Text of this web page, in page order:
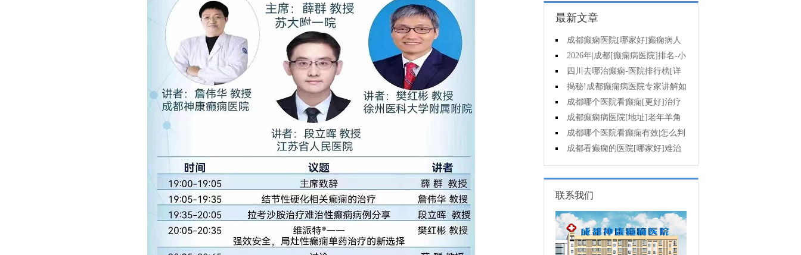
最新文章
成都癫痫医院[哪家好]癫痫病人
能活多久?
2026年|成都[癫痫病医院]排名-小
儿癫痫症状是什么?
四川去哪治癫痫-医院排行榜[详
细排名]儿童癫痫治疗要注意什么?
揭秘!成都癫痫病医院专家讲解如
何避免癫痫病的遗传给孩子?
成都哪个医院看癫痫[更好]治疗
癫痫的药物不良反应是什么?
成都癫痫病医院[地址]老年羊角
风心理怎么调整?
成都哪个医院看癫痫有效|怎么判
断癫痫有没有发作?
成都看癫痫的医院[哪家好]难治
性癫痫怎么治疗呢?
联系我们